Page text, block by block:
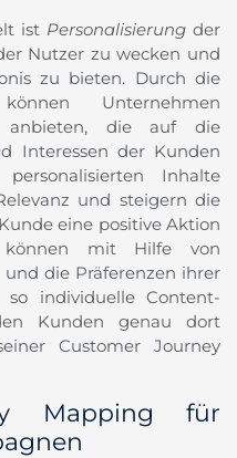
ist Personalisierung der
Nutzer zu wecken und
zu bieten. Durch die
Unternehmen
anbieten, die auf die
Interessen der Kunden
Inhalte
und steigern die
eine positive Aktion
können mit Hilfe von
und die Präferenzen ihrer
so individuelle Content-
Kunden genau dort
Customer Journey
Mapping für